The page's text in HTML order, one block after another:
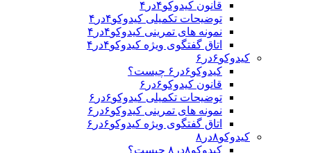
قانون کیدوکو۴در۴
توضیحات تکمیلی کیدوکو۴در۴
نمونه های تمرینی کیدوکو۴در۴
اتاق گفتگوی ویژه کیدوکو۴در۴
کیدوکو۶در۶
کیدوکو۶در۶ چیست؟
قانون کیدوکو۶در۶
توضیحات تکمیلی کیدوکو۶در۶
نمونه های تمرینی کیدوکو۶در۶
اتاق گفتگوی ویژه کیدوکو۶در۶
کیدوکو۸در۸
کیدوکو۸در۸ چیست؟